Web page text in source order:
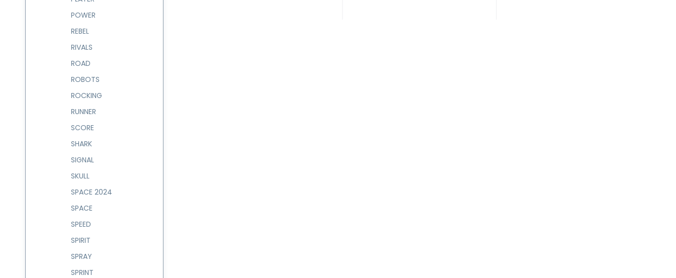
POWER
REBEL
RIVALS
ROAD
ROBOTS
ROCKING
RUNNER
SCORE
SHARK
SIGNAL
SKULL
SPACE 2024
SPACE
SPEED
SPIRIT
SPRAY
SPRINT